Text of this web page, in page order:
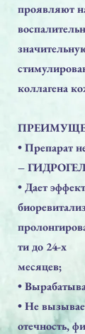
проявляют
коллагена
• Препарат
–
• Дает
ти до 24-х
месяцев;
•
• Не
отечность,